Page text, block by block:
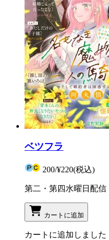
ベツフラ
200/¥220(税込)
第二・第四水曜日配信
カートに追加
カートに追加しました